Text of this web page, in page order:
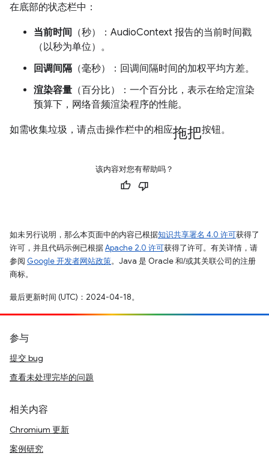
在底部的状态栏中：
当前时间 （秒）：AudioContext 报告的当前时间戳
（以秒为单位）。
回调间隔 （毫秒）：回调间隔时间的加权平均方差。
渲染容量 （百分比）：一个百分比，表示在给定渲染
预算下，网络音频渲染程序的性能。
如需收集垃圾，请点击操作栏中的相应拖把按钮。
该内容对您有帮助吗？
如未另行说明，那么本页面中的内容已根据知识共享署名 4.0 许可获得了
许可，并且代码示例已根据Apache 2.0 许可获得了许可。有关详情，请
参阅 Google 开发者网站政策。Java 是 Oracle 和/或其关联公司的注册
商标。
最后更新时间 (UTC)：2024-04-18。
参与
提交 bug
查看未处理完毕的问题
相关内容
Chromium 更新
案例研究